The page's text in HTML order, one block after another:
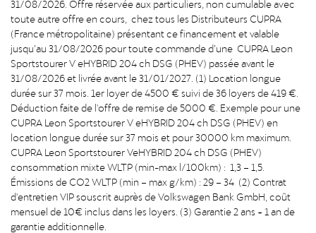
toute autre offre en cours, chez tous les Distributeurs CUPRA
(France métropolitaine) présentant ce financement et valable
jusqu’au 31/08/2026 pour toute commande d’une CUPRA Leon
Sportstourer V eHYBRID 204 ch DSG (PHEV) passée avant le
31/08/2026 et livrée avant le 31/01/2027. (1) Location longue
durée sur 37 mois. 1er loyer de 4500 € suivi de 36 loyers de 419 €.
Déduction faite de l'offre de remise de 5000 €. Exemple pour une
CUPRA Leon Sportstourer V eHYBRID 204 ch DSG (PHEV) en
location longue durée sur 37 mois et pour 30000 km maximum.
CUPRA Leon Sportstourer VeHYBRID 204 ch DSG (PHEV)
consommation mixte WLTP (min-max l/100km) : 1,3 – 1,5.
Émissions de CO2 WLTP (min – max g/km) : 29 – 34 (2) Contrat
d'entretien VIP souscrit auprès de Volkswagen Bank GmbH, coût
mensuel de 10€ inclus dans les loyers. (3) Garantie 2 ans + 1 an de
garantie additionnelle.